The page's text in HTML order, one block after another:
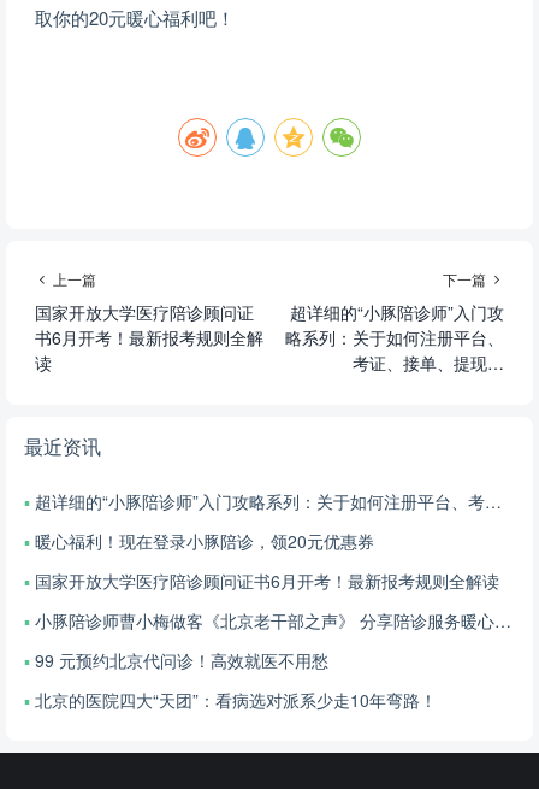
取你的20元暖心福利吧！
上一篇
国家开放大学医疗陪诊顾问证
书6月开考！最新报考规则全解
读
下一篇
超详细的“小豚陪诊师”入门攻
略系列：关于如何注册平台、
考证、接单、提现…
最近资讯
超详细的“小豚陪诊师”入门攻略系列：关于如何注册平台、考证、接单、提现…
暖心福利！现在登录小豚陪诊，领20元优惠券
国家开放大学医疗陪诊顾问证书6月开考！最新报考规则全解读
小豚陪诊师曹小梅做客《北京老干部之声》 分享陪诊服务暖心故事
99 元预约北京代问诊！高效就医不用愁
北京的医院四大“天团”：看病选对派系少走10年弯路！